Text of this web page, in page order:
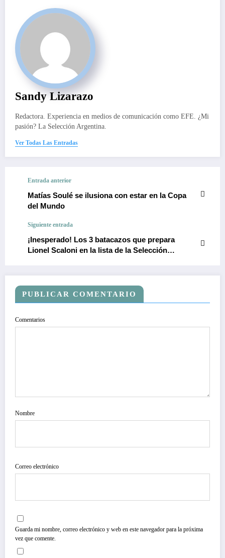
Sandy Lizarazo
Redactora. Experiencia en medios de comunicación como EFE. ¿Mi
pasión? La Selección Argentina.
Ver Todas Las Entradas
Entrada anterior
Matías Soulé se ilusiona con estar en la Copa
del Mundo
Siguiente entrada
¡Inesperado! Los 3 batacazos que prepara
Lionel Scaloni en la lista de la Selección
PUBLICAR COMENTARIO
Comentarios
Nombre
Correo electrónico
Guarda mi nombre, correo electrónico y web en este navegador para la próxima
vez que comente.